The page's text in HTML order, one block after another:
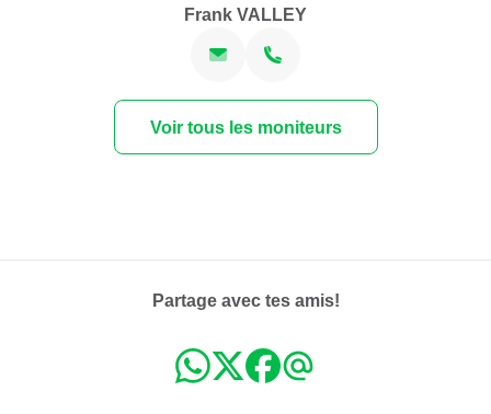
Frank VALLEY
Voir tous les moniteurs
Partage avec tes amis!